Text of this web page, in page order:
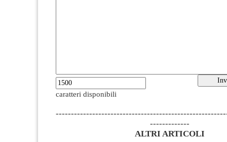
caratteri disponibili
-------------
ALTRI ARTICOLI